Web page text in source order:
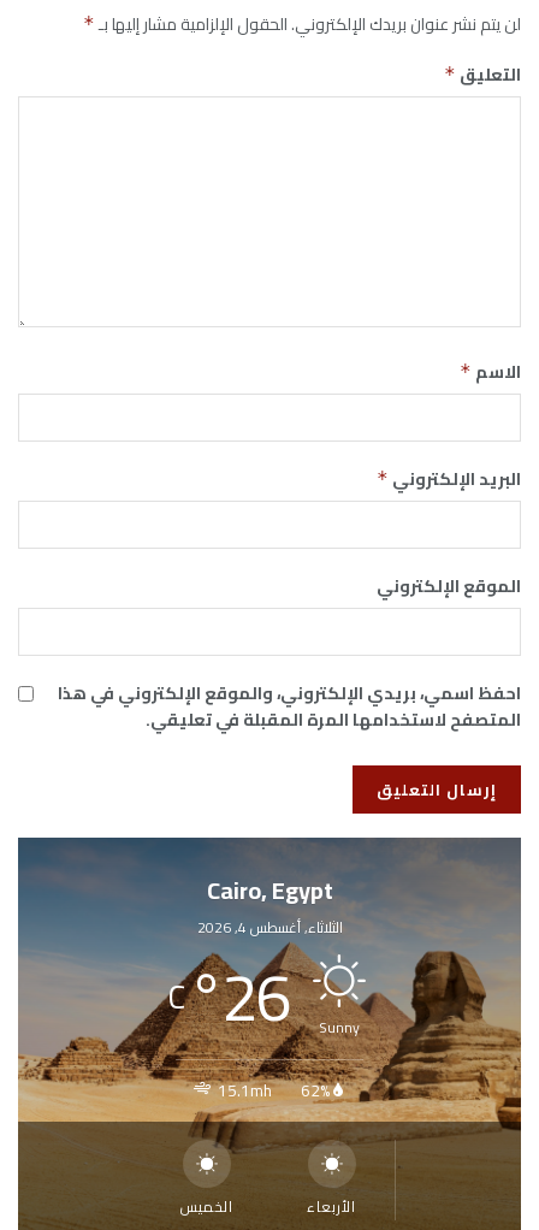
لن يتم نشر عنوان بريدك الإلكتروني.الحقول الإلزامية مشار إليها بـ*
التعليق *
الاسم *
البريد الإلكتروني *
الموقع الإلكتروني
احفظ اسمي، بريدي الإلكتروني، والموقع الإلكتروني في هذا
المتصفح لاستخدامها المرة المقبلة في تعليقي.
Cairo, Egypt
الثلاثاء, أغسطس 4, 2026
Sunny
26
°
C
62%
15.1mh
الأربعاء الخميس